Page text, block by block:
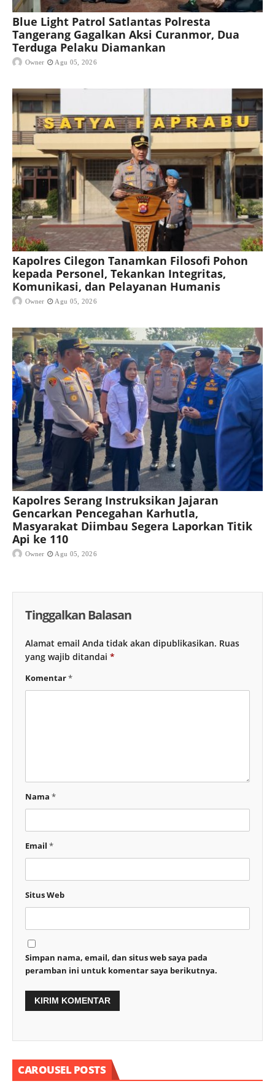
Blue Light Patrol Satlantas Polresta
Tangerang Gagalkan Aksi Curanmor, Dua
Terduga Pelaku Diamankan
Owner Agu 05, 2026
Kapolres Cilegon Tanamkan Filosofi Pohon
kepada Personel, Tekankan Integritas,
Komunikasi, dan Pelayanan Humanis
Owner Agu 05, 2026
Kapolres Serang Instruksikan Jajaran
Gencarkan Pencegahan Karhutla,
Masyarakat Diimbau Segera Laporkan Titik
Api ke 110
Owner Agu 05, 2026
Tinggalkan Balasan
Alamat email Anda tidak akan dipublikasikan. Ruas
yang wajib ditandai *
Komentar*
Nama *
Email *
Situs Web
Simpan nama, email, dan situs web saya pada
peramban ini untuk komentar saya berikutnya.
CAROUSEL POSTS